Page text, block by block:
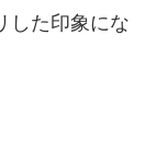
した印象にな